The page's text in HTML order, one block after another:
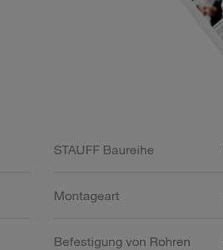
STAUFF Baureihe
Montageart
Befestigung von Rohren